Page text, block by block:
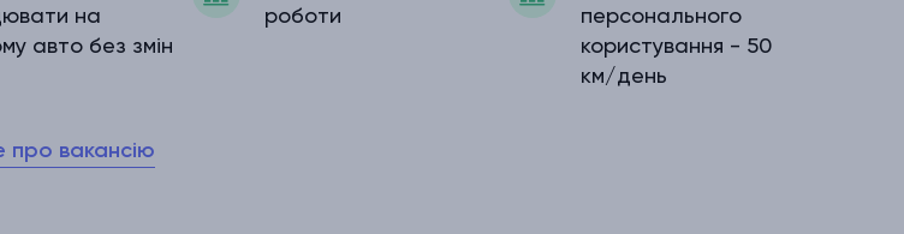
на
авто без змін
роботи
персонального
користування - 50
км/день
про вакансію